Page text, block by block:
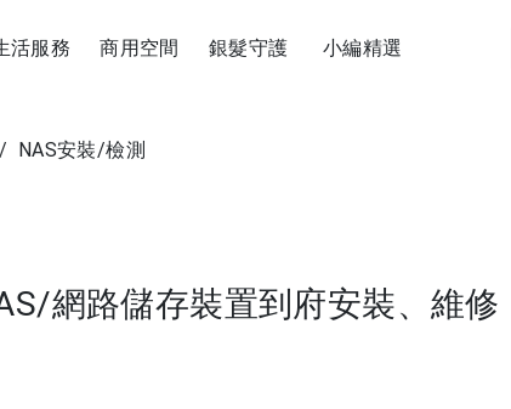
活服務 商用空間 銀髮守護 小編精選
/ NAS安裝/檢測
網路儲存裝置到府安裝、維修